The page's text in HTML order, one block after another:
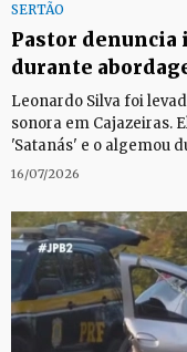
SERTÃO
Pastor
durante
Leonardo Silva foi
sonora em Cajazeiras.
'Satanás' e o algemou
16/07/2026